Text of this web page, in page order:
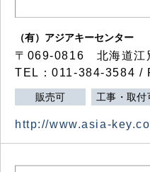
（有）アジアキーセンター
〒069-0816 北海道江
TEL：011-384-3584 /
販売可 工事・取付
http://www.asia-